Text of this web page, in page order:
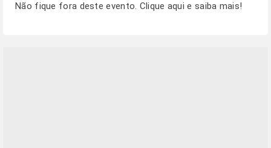
Não fique fora deste evento. Clique aqui e saiba mais!